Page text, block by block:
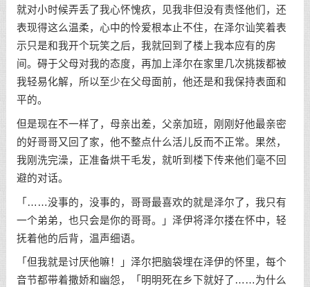
就对小时候弄丢了我心怀愧疚，见我非但没有责怪他们，还
表现得这么温柔，心中的怜爱根本止不住，在泽尔讪笑着表
示只是和我开个玩笑之后，我就回到了楼上我本应有的房
间。碍于父母对我的态度，再加上泽尔在家里几次挑拨都被
我轻易化解，所以至少在父母面前，他还是和我保持表面和
平的。
但是现在不一样了，母亲出差，父亲加班，刚刚好他最亲密
的好哥哥又回了家，他不整点什么活儿反而不正常。果然，
我刚洗完澡，正准备烘干毛发，就听到楼下传来他们毫不回
避的对话。
「……没事的，没事的，哥哥最喜欢的就是泽尔了，我只有
一个弟弟，也只会是你的哥哥。」泽伊将泽尔搂在怀中，轻
抚着他的后背，温声细语。
「但我就是讨厌他嘛！」泽尔把脑袋埋在泽伊的怀里，每个
音节都带着撒娇和幽怨，「明明死在乡下就好了……为什么